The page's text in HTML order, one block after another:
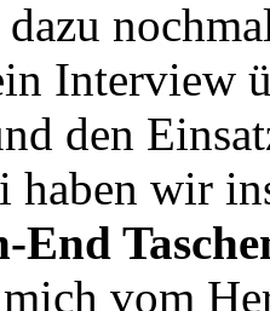
Interview
den
haben wir
End
vom